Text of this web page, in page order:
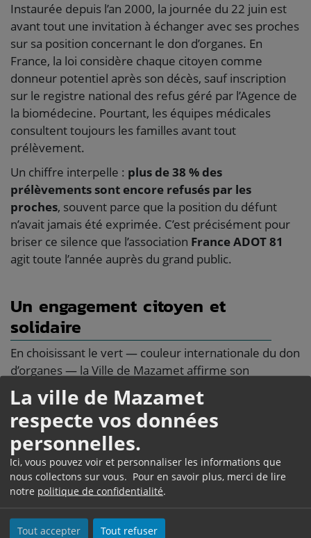
La ville de Mazamet
respecte vos données
personnelles.
Ici, vous pouvez voir et personnaliser les informations que
nous collectons sur vous. Pour en savoir plus, merci de lire
notre politique de confidentialité.
Tout accepter Tout refuser
Instaurée depuis l’an 2000, la journée du 22 juin est
avant tout une invitation à échanger avec ses proches
sur sa position concernant le don d’organes. En
France, la loi considère chaque citoyen comme
donneur potentiel après son décès, sauf inscription
sur le registre national des refus géré par l’Agence de
la biomédecine. Pourtant, les équipes médicales
consultent toujours les familles avant tout
prélèvement.
Un chiffre interpelle : plus de 38 % des
prélèvements sont encore refusés par les
proches, souvent parce que la position du défunt
n’avait jamais été exprimée. C’est précisément pour
briser ce silence que l’association France ADOT 81
agit toute l’année auprès du grand public.
Un engagement citoyen et
solidaire
En choisissant le vert — couleur internationale du don
d’organes — la Ville de Mazamet affirme son
engagement en faveur de la solidarité et rend
hommage aux donneurs et à leurs familles, dont le
geste permet chaque année de sauver de
nombreuses vies.
France ADOT 81 propose par ailleurs unecarte
d’ambassadeur du don d’organes , accessible dès
13 ans. Sans valeur juridique, elle permet d’exprimer
clairement sa volonté auprès de ses proches.